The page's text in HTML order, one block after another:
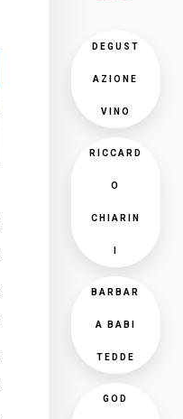
DEGUST
AZIONE
VINO
RICCARD
O
CHIARIN
BARBAR
A BABI
TEDDE
GOD